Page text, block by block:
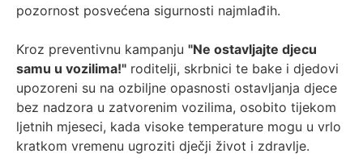
pozornost posvećena sigurnosti najmlađih.
Kroz preventivnu kampanju "Ne ostavljajte djecu
samu u vozilima!" roditelji, skrbnici te bake i djedovi
upozoreni su na ozbiljne opasnosti ostavljanja djece
bez nadzora u zatvorenim vozilima, osobito tijekom
ljetnih mjeseci, kada visoke temperature mogu u vrlo
kratkom vremenu ugroziti dječji život i zdravlje.